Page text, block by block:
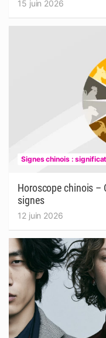
15 juin 2026
Signes chinois :
Horoscope chinois –
signes
12 juin 2026